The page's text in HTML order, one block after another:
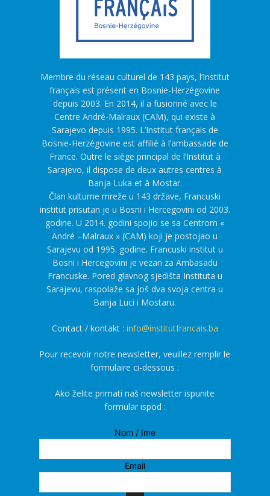
Membre du réseau culturel de 143 pays, l’Institut
français est présent en Bosnie-Herzégovine
depuis 2003. En 2014, il a fusionné avec le
Centre André-Malraux (CAM), qui existe à
Sarajevo depuis 1995. L’Institut français de
Bosnie-Herzégovine est affilié à l’ambassade de
France. Outre le siège principal de l’Institut à
Sarajevo, il dispose de deux autres centres à
Banja Luka et à Mostar.
Član kulturne mreže u 143 države, Francuski
institut prisutan je u Bosni i Hercegovini od 2003.
godine. U 2014. godini spojio se sa Centrom «
André –Malraux » (CAM) koji je postojao u
Sarajevu od 1995. godine. Francuski institut u
Bosni i Hercegovini je vezan za Ambasadu
Francuske. Pored glavnog sjedišta Instituta u
Sarajevu, raspolaže sa još dva svoja centra u
Banja Luci i Mostaru.
Contact / kontakt : info@institutfrancais.ba
Pour recevoir notre newsletter, veuillez remplir le
formulaire ci-dessous :
Ako želite primati naš newsletter ispunite
formular ispod :
Nom / Ime
Email